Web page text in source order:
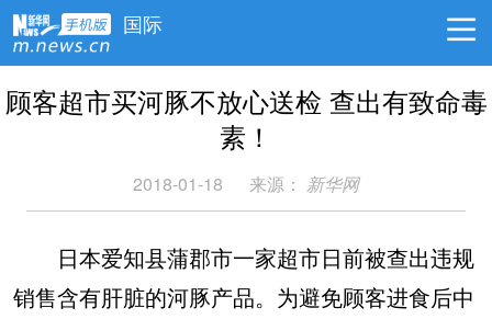
国际
顾客超市买河豚不放心送检 查出有致命毒
素！
2018-01-18 来源： 新华网
日本爱知县蒲郡市一家超市日前被查出违规
销售含有肝脏的河豚产品。为避免顾客进食后中